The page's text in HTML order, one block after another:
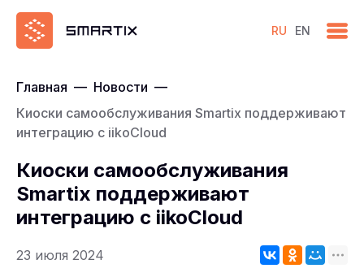
RU EN
Главная — Новости —
Киоски самообслуживания Smartix поддерживают
интеграцию с iikoCloud
Киоски самообслуживания
Smartix поддерживают
интеграцию с iikoCloud
23 июля 2024